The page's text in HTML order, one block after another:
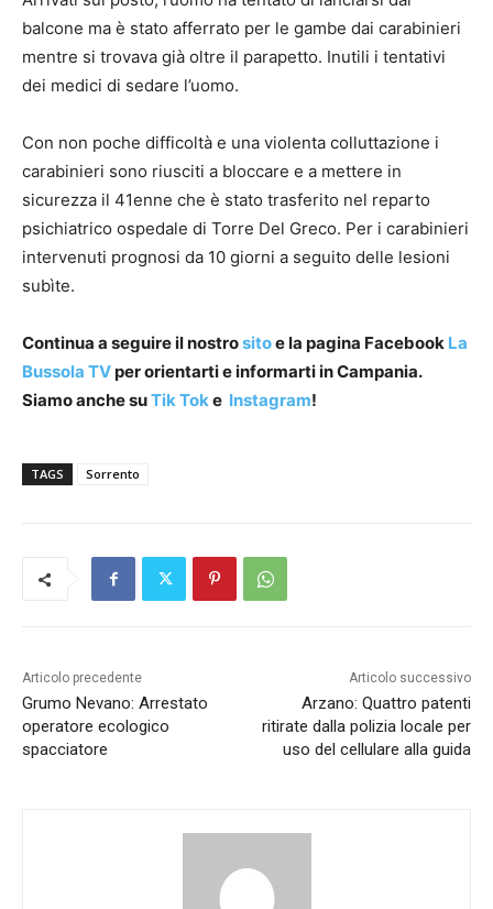
balcone ma è stato afferrato per le gambe dai carabinieri
mentre si trovava già oltre il parapetto. Inutili i tentativi
dei medici di sedare l’uomo.
Con non poche difficoltà e una violenta colluttazione i
carabinieri sono riusciti a bloccare e a mettere in
sicurezza il 41enne che è stato trasferito nel reparto
psichiatrico ospedale di Torre Del Greco. Per i carabinieri
intervenuti prognosi da 10 giorni a seguito delle lesioni
subìte.
Continua a seguire il nostrositoe la pagina Facebook La
Bussola TVper orientarti e informarti in Campania.
Siamo anche suTik Toke Instagram!
TAGS Sorrento
Articolo precedente
Grumo Nevano: Arrestato
operatore ecologico
spacciatore
Articolo successivo
Arzano: Quattro patenti
ritirate dalla polizia locale per
uso del cellulare alla guida